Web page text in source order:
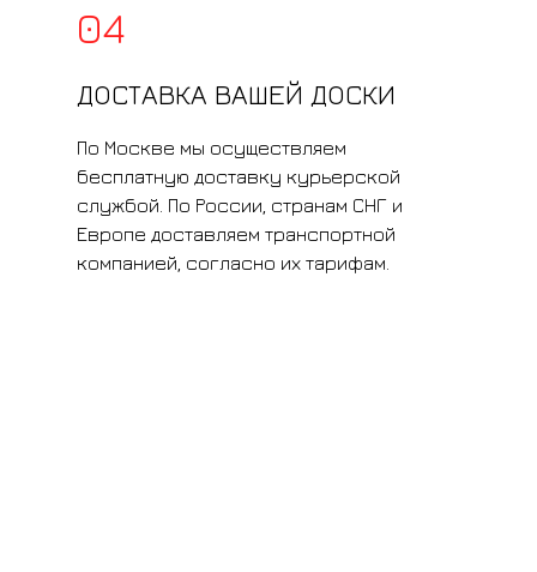
По Москве мы осуществляем
бесплатную доставку курьерской
службой. По России, странам СНГ и
Европе доставляем транспортной
компанией, согласно их тарифам.
04
ДОСТАВКА ВАШЕЙ ДОСКИ